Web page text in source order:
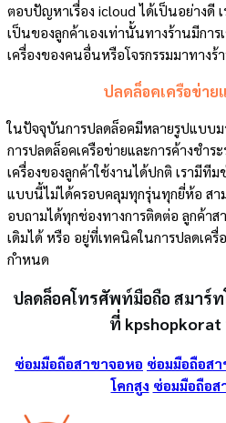
ตอบปัญหาเรื่อง icloud ได้เป็นอย่างดี
เป็นของลูกค้าเองเท่านั้นทางร้านมีกา
เครื่องของคนอื่นหรือโจรกรรมมาทาง
ปลดล็อคเครือข่าย
ในปัจจุบันการปลดล็อคมีหลายรูปแบบ
การปลดล็อคเครือข่ายและการค้างชำร
เครื่องของลูกค้าใช้งานได้ปกติ เรามีที
แบบนี้ไม่ได้ครอบคลุมทุกรุ่นทุกยี่ห้อ สา
อบถามได้ทุกช่องทางการติดต่อ ลูกค้าส
เดิมได้ หรือ อยู่ที่เทคนิคในการปลดเค
กำหนด
ปลดล็อคโทรศัพท์มือถือ สมาร์
ที่ kpshopkorat
ซ่อมมือถือสาขาจอหอ ซ่อมมือถือส
โคกสูง ซ่อมมือถือส